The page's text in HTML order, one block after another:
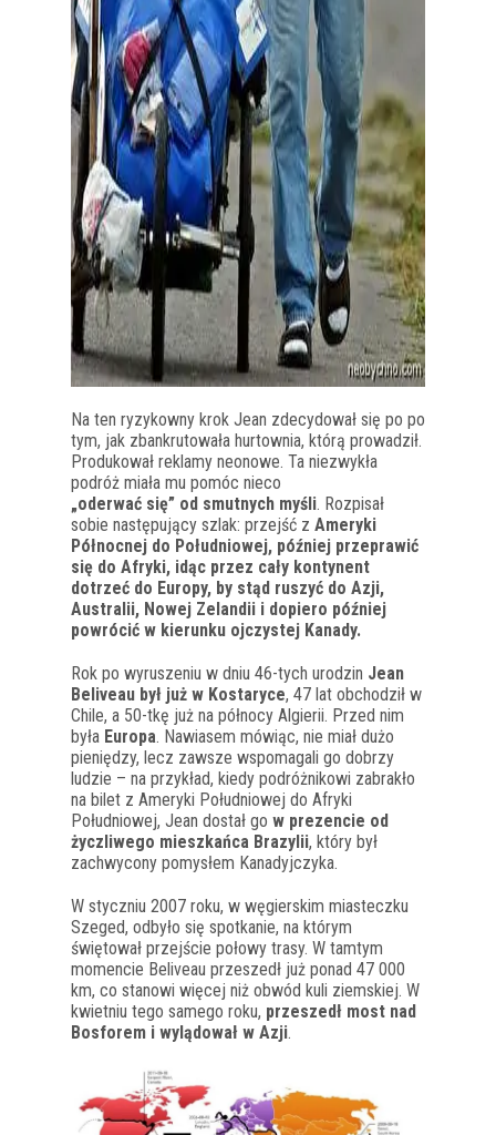
Na ten ryzykowny krok Jean zdecydował się po po
tym, jak zbankrutowała hurtownia, którą prowadził.
Produkował reklamy neonowe. Ta niezwykła
podróż miała mu pomóc nieco
„oderwać się” od smutnych myśli. Rozpisał
sobie następujący szlak: przejść z Ameryki
Północnej do Południowej, później przeprawić
się do Afryki, idąc przez cały kontynent
dotrzeć do Europy, by stąd ruszyć do Azji,
Australii, Nowej Zelandii i dopiero później
powrócić w kierunku ojczystej Kanady.
Rok po wyruszeniu w dniu 46-tych urodzin Jean
Beliveau był już w Kostaryce, 47 lat obchodził w
Chile, a 50-tkę już na północy Algierii. Przed nim
była Europa. Nawiasem mówiąc, nie miał dużo
pieniędzy, lecz zawsze wspomagali go dobrzy
ludzie – na przykład, kiedy podróżnikowi zabrakło
na bilet z Ameryki Południowej do Afryki
Południowej, Jean dostał go w prezencie od
życzliwego mieszkańca Brazylii, który był
zachwycony pomysłem Kanadyjczyka.
W styczniu 2007 roku, w węgierskim miasteczku
Szeged, odbyło się spotkanie, na którym
świętował przejście połowy trasy. W tamtym
momencie Beliveau przeszedł już ponad 47 000
km, co stanowi więcej niż obwód kuli ziemskiej. W
kwietniu tego samego roku, przeszedł most nad
Bosforem i wylądował w Azji.